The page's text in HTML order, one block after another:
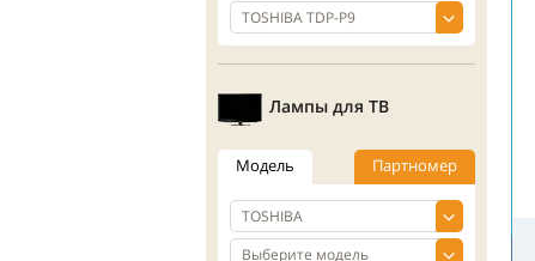
Лампы для ТВ
Модель Партномер